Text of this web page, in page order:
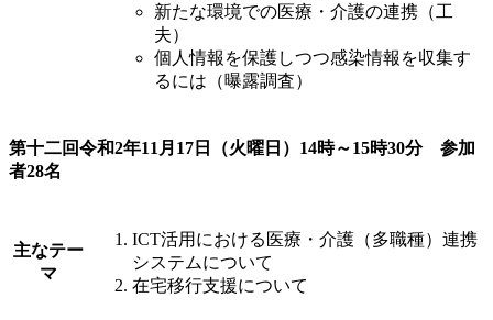
新たな環境での医療・介護の連携（工
夫）
個人情報を保護しつつ感染情報を収集す
るには（曝露調査）
第十二回令和2年11月17日（火曜日）14時～15時30分 参加
者28名
主なテー
マ
ICT活用における医療・介護（多職種）連携
システムについて
在宅移行支援について